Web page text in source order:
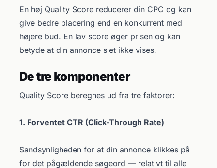
En høj Quality Score reducerer din CPC og kan
give bedre placering end en konkurrent med
højere bud. En lav score øger prisen og kan
betyde at din annonce slet ikke vises.
De tre komponenter
Quality Score beregnes ud fra tre faktorer:
1. Forventet CTR (Click-Through Rate)
Sandsynligheden for at din annonce klikkes på
for det pågældende søgeord — relativt til alle